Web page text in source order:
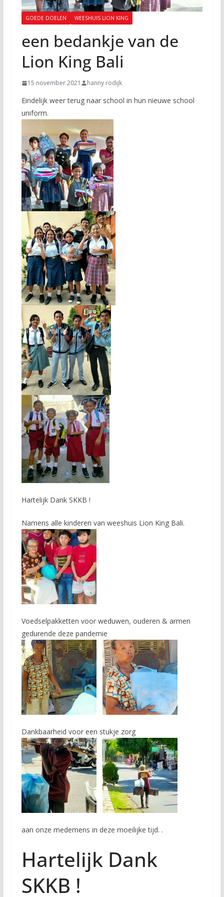
GOEDE DOELEN WEESHUIS LION KING
een bedankje van de
Lion King Bali
15 november 2021 hanny rodijk
Eindelijk weer terug naar school in hun nieuwe school
uniform.
Hartelijk Dank SKKB !
Namens alle kinderen van weeshuis Lion King Bali.
Voedselpakketten voor weduwen, ouderen & armen
gedurende deze pandemie
Dankbaarheid voor een stukje zorg
aan onze medemens in deze moeilijke tijd. .
Hartelijk Dank
SKKB !